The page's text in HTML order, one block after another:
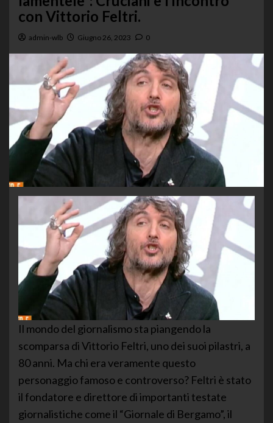
con Vittorio Feltri.
admin-wlb Giugno 26, 2023 0
Il mondo del giornalismo sta piangendo la
scomparsa di Vittorio Feltri, uno dei suoi pilastri, a
80 anni. Ma chi era veramente questo
personaggio famoso e controverso? Feltri è stato
il fondatore e direttore di importanti testate
giornalistiche come il “Giornale di Bergamo”, il